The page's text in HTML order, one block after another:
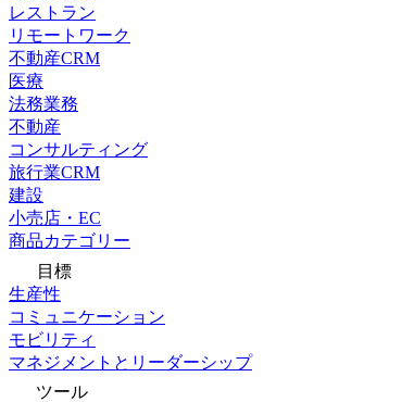
レストラン
リモートワーク
不動産CRM
医療
法務業務
不動産
コンサルティング
旅行業CRM
建設
小売店・EC
商品カテゴリー
目標
生産性
コミュニケーション
モビリティ
マネジメントとリーダーシップ
ツール